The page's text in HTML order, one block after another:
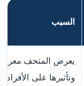
السبب
يعرض المتحف
وتأثيرها على